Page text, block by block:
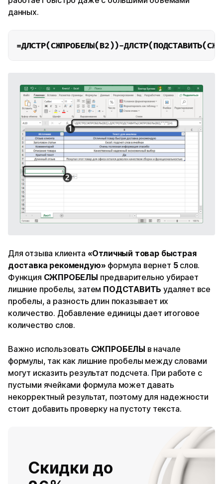
данных.
=ДЛСТР(СЖПРОБЕЛЫ(B2))-
Для отзыва клиента «Отличный товар быстрая
доставка рекомендую» формула вернет 5 слов.
Функция СЖПРОБЕЛЫ предварительно убирает
лишние пробелы, затем ПОДСТАВИТЬ удаляет все
пробелы, а разность длин показывает их
количество. Добавление единицы дает итоговое
количество слов.
Важно использовать СЖПРОБЕЛЫ в начале
формулы, так как лишние пробелы между словами
могут исказить результат подсчета. При работе с
пустыми ячейками формула может давать
некорректный результат, поэтому для надежности
стоит добавить проверку на пустоту текста.
Скидки до